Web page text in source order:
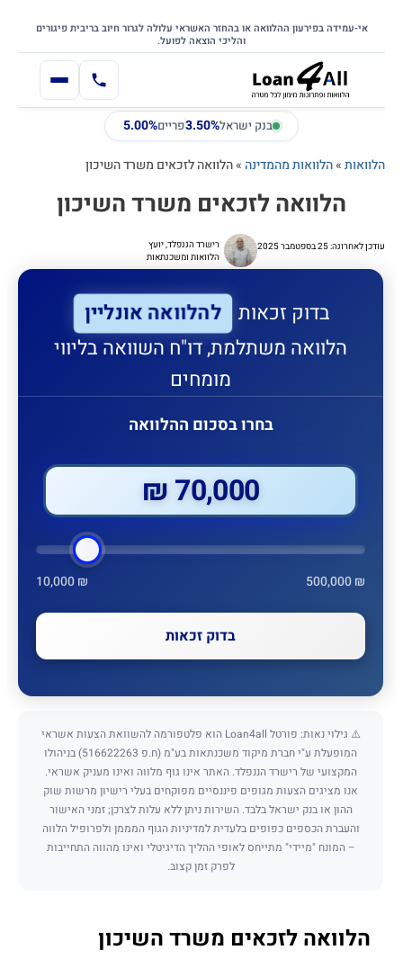
לתוכן
דלג לתוכן הראשי
אי-עמידה בפירעון ההלוואה או בהחזר האשראי עלולה לגרור חיוב בריבית פיגורים
והליכי הוצאה לפועל.
בנק ישראל3.50%פריים5.00%
הלוואות»הלוואות מהמדינה »הלוואה לזכאים משרד השיכון
הלוואה לזכאים משרד השיכון
עודכן לאחרונה: 25 בספטמבר 2025
רישרד הננפלד, יועץ
הלוואות ומשכנתאות
בדוק זכאות להלוואה אונליין
הלוואה משתלמת, דו"ח השוואה בליווי
מומחים
בחרו בסכום ההלוואה
70,000 ₪
10,000 ₪ 500,000 ₪
בדוק זכאות
⚠️ גילוי נאות: פורטל Loan4all הוא פלטפורמה להשוואת הצעות אשראי
המופעלת ע"י חברת מיקוד משכנתאות בע"מ (ח.פ 516622263) בניהולו
המקצועי של רישרד הננפלד. האתר אינו גוף מלווה ואינו מעניק אשראי.
אנו מציגים הצעות מגופים פיננסיים מפוקחים בעלי רישיון מרשות שוק
ההון או בנק ישראל בלבד. השירות ניתן ללא עלות לצרכן; זמני האישור
והעברת הכספים כפופים בלעדית למדיניות הגוף המממן ולפרופיל הלווה
– המונח "מיידי" מתייחס לאופי ההליך הדיגיטלי ואינו מהווה התחייבות
לפרק זמן קצוב.
הלוואה לזכאים משרד השיכון